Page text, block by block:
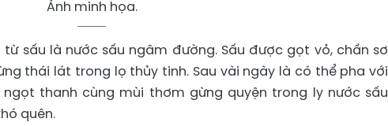
Ảnh minh họa.
sấu là nước sấu ngâm đường. Sấu được gọt vỏ, chần sơ
thái lát trong lọ thủy tinh. Sau vài ngày là có thể pha với
thanh cùng mùi thơm gừng quyện trong ly nước sấu
quên.